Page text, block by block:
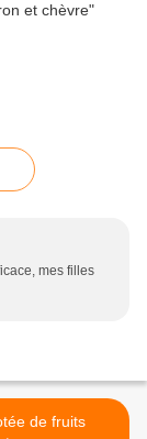
mes filles
de fruits